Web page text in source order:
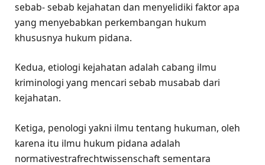
sebab- sebab kejahatan dan menyelidiki faktor apa
yang menyebabkan perkembangan hukum
khususnya hukum pidana.
Kedua, etiologi kejahatan adalah cabang ilmu
kriminologi yang mencari sebab musabab dari
kejahatan.
Ketiga, penologi yakni ilmu tentang hukuman, oleh
karena itu ilmu hukum pidana adalah
normativestrafrechtwissenschaft sementara